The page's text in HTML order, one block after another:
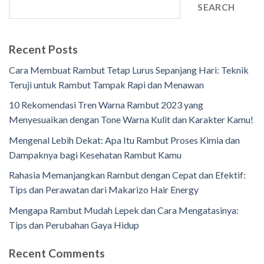
SEARCH
Recent Posts
Cara Membuat Rambut Tetap Lurus Sepanjang Hari: Teknik
Teruji untuk Rambut Tampak Rapi dan Menawan
10 Rekomendasi Tren Warna Rambut 2023 yang
Menyesuaikan dengan Tone Warna Kulit dan Karakter Kamu!
Mengenal Lebih Dekat: Apa Itu Rambut Proses Kimia dan
Dampaknya bagi Kesehatan Rambut Kamu
Rahasia Memanjangkan Rambut dengan Cepat dan Efektif:
Tips dan Perawatan dari Makarizo Hair Energy
Mengapa Rambut Mudah Lepek dan Cara Mengatasinya:
Tips dan Perubahan Gaya Hidup
Recent Comments